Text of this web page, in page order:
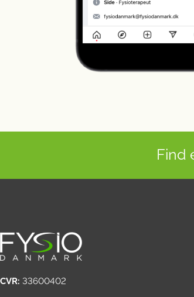
Find
CVR: 33600402